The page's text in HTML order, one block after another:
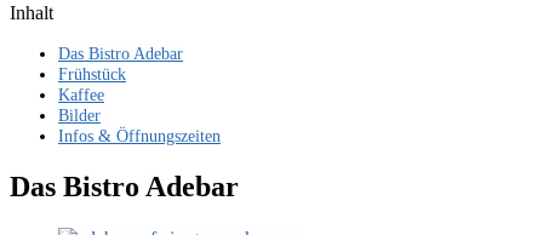
Inhalt
Das Bistro Adebar
Frühstück
Kaffee
Bilder
Infos & Öffnungszeiten
Das Bistro Adebar